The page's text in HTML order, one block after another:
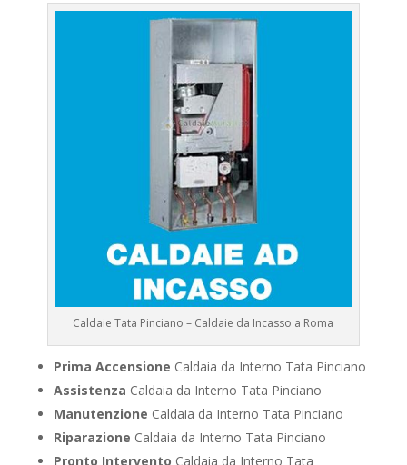
Caldaie Tata Pinciano – Caldaie da Incasso a Roma
Prima Accensione Caldaia da Interno Tata Pinciano
Assistenza Caldaia da Interno Tata Pinciano
Manutenzione Caldaia da Interno Tata Pinciano
Riparazione Caldaia da Interno Tata Pinciano
Pronto Intervento Caldaia da Interno Tata